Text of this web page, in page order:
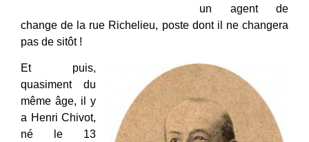
un agent de
change de la rue Richelieu, poste dont il ne changera
pas de sitôt !
Et puis,
quasiment du
même âge, il y
a Henri Chivot,
né le 13